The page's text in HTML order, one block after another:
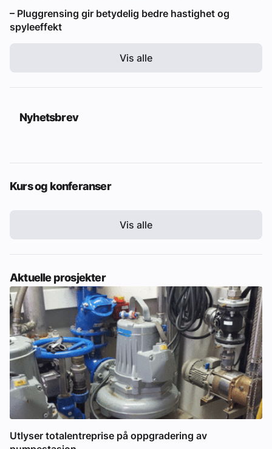
– Pluggrensing gir betydelig bedre hastighet og
spyleeffekt
Vis alle
Nyhetsbrev
Kurs og konferanser
Vis alle
Aktuelle prosjekter
Utlyser totalentreprise på oppgradering av